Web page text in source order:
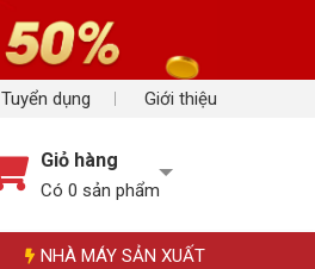
Tuyển dụng Giới thiệu
Giỏ hàng
Có 0 sản phẩm
NHÀ MÁY SẢN XUẤT